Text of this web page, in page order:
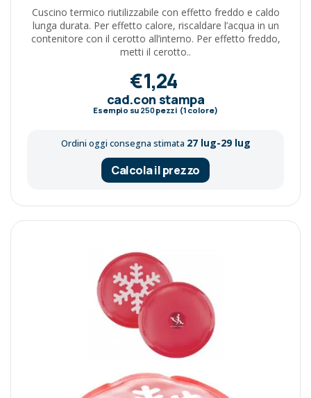
Cuscino termico riutilizzabile con effetto freddo e caldo
lunga durata. Per effetto calore, riscaldare l’acqua in un
contenitore con il cerotto all’interno. Per effetto freddo,
metti il cerotto..
€1,24
cad.con stampa
Esempio su 250pezzi (1 colore)
Ordini oggi consegna stimata 27 lug-29 lug
Calcola il prezzo